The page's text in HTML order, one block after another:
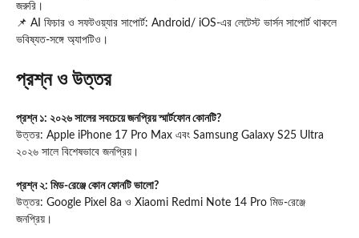
জরুরি।
📌 AI ফিচার ও সফটওয়্যার সাপোর্ট: Android/ iOS‑এর লেটেস্ট ভার্সন সাপোর্ট থাকলে
ভবিষ্যত‑সঙ্গে অ্যাপটিও।
প্রশ্ন ও উত্তর
প্রশ্ন ১: ২০২৬ সালের সবচেয়ে জনপ্রিয় স্মার্টফোন কোনটি?
উত্তর: Apple iPhone 17 Pro Max এবং Samsung Galaxy S25 Ultra
২০২৬ সালে বিশেষভাবে জনপ্রিয়।
প্রশ্ন ২: মিড‑রেঞ্জে কোন ফোনটি ভালো?
উত্তর: Google Pixel 8a ও Xiaomi Redmi Note 14 Pro মিড‑রেঞ্জে
জনপ্রিয়।